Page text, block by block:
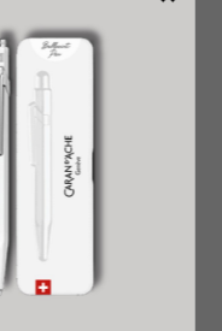
DU PRODUIT
INTERNATIONALE
PRÊT À OFFRIR
AVIS
associe un format
généreuse, offrant
Malgré sa petite